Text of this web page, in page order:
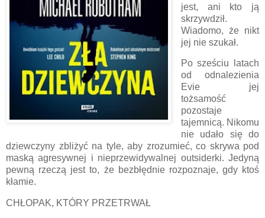
jest, ani kto ją
skrzywdził.
Wiadomo, że nikt
jej nie szukał.
Po sześciu latach
od odnalezienia
Evie jej
tożsamość
pozostaje
tajemnicą. Nikomu
nie udało się do
dziewczyny zbliżyć na tyle, aby zrozumieć, co skrywa pod
maską agresywnej i nieprzewidywalnej outsiderki. Jedyną
pewną rzeczą jest to, że bezbłędnie rozpoznaje, gdy ktoś
kłamie.
CHŁOPAK, KTÓRY PRZETRWAŁ